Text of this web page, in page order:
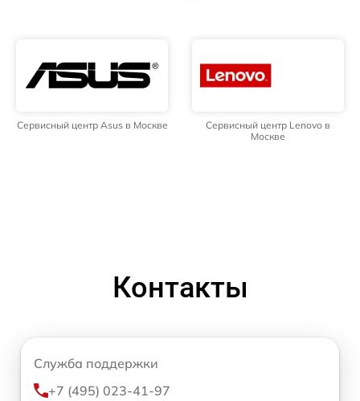
Сервисный центр Asus в Москве
Сервисный центр Lenovo в
Москве
Контакты
Служба поддержки
+7 (495) 023-41-97